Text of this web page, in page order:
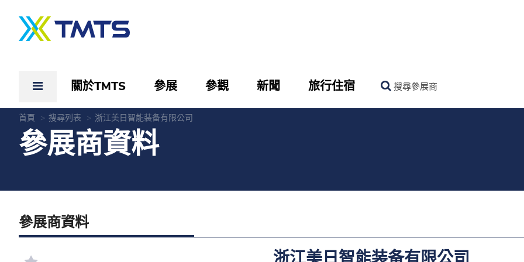
關於TMTS 參展 參觀 新聞 旅行住宿 搜尋參展商
首頁 搜尋列表 浙江美日智能装备有限公司
參展商資料
參展商資料